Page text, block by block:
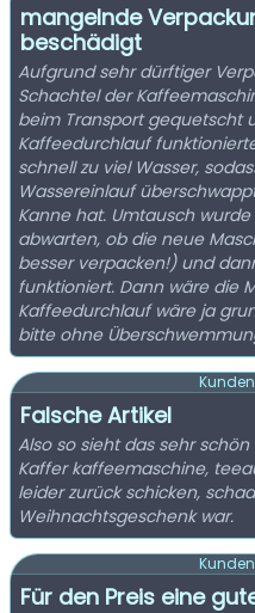
mangelnde
beschädigt
Aufgrund sehr dürftiger
Schachtel der
beim Transport gequetscht
Kaffeedurchlauf
schnell zu viel Wasser,
Wassereinlauf
Kanne hat. Umtausch
abwarten, ob die neue
besser verpacken!) und
funktioniert. Dann wäre die
Kaffeedurchlauf wäre ja
bitte ohne
Falsche Artikel
Also so sieht das sehr
Kaffer kaffeemaschine,
leider zurück schicken,
Weihnachtsgeschenk war.
Für den Preis eine